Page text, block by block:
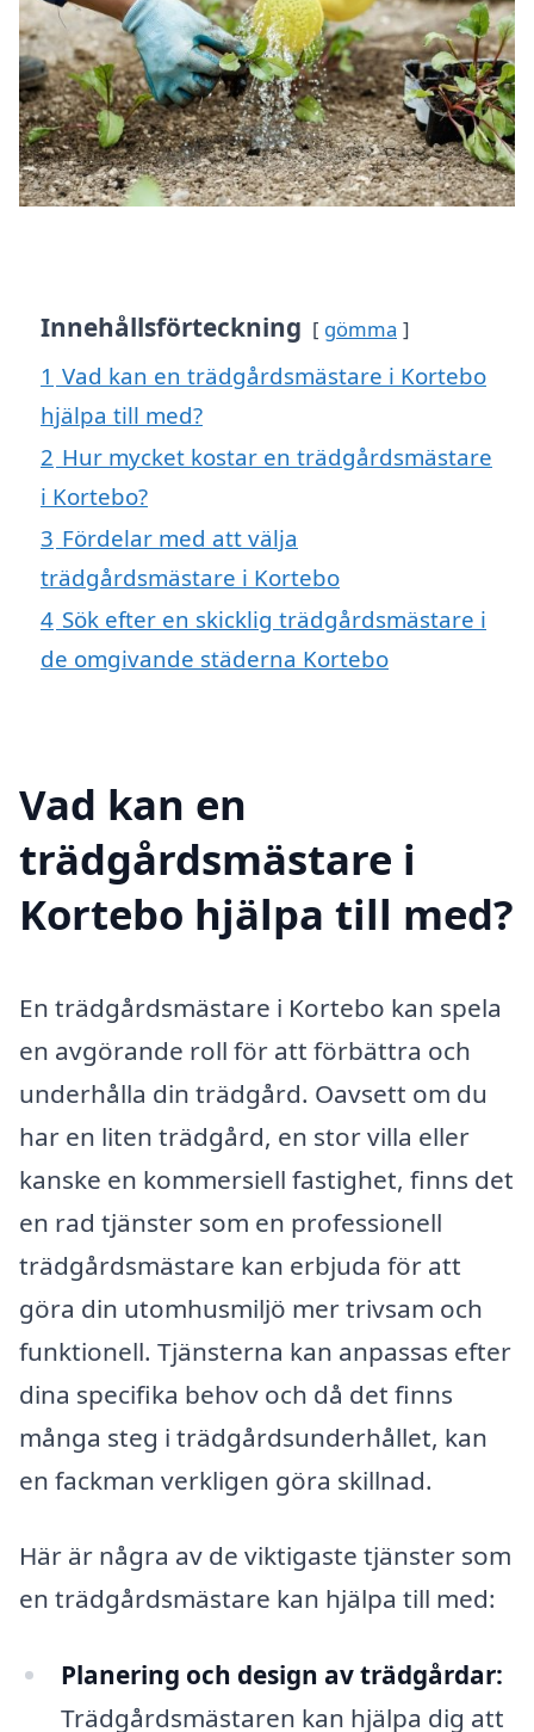
Innehållsförteckning gömma
1 Vad kan en trädgårdsmästare i Kortebo
hjälpa till med?
2 Hur mycket kostar en trädgårdsmästare
i Kortebo?
3 Fördelar med att välja
trädgårdsmästare i Kortebo
4 Sök efter en skicklig trädgårdsmästare i
de omgivande städerna Kortebo
Vad kan en
trädgårdsmästare i
Kortebo hjälpa till med?
En trädgårdsmästare i Kortebo kan spela
en avgörande roll för att förbättra och
underhålla din trädgård. Oavsett om du
har en liten trädgård, en stor villa eller
kanske en kommersiell fastighet, finns det
en rad tjänster som en professionell
trädgårdsmästare kan erbjuda för att
göra din utomhusmiljö mer trivsam och
funktionell. Tjänsterna kan anpassas efter
dina specifika behov och då det finns
många steg i trädgårdsunderhållet, kan
en fackman verkligen göra skillnad.
Här är några av de viktigaste tjänster som
en trädgårdsmästare kan hjälpa till med:
Planering och design av trädgårdar:
Trädgårdsmästaren kan hjälpa dig att